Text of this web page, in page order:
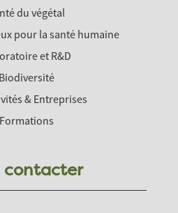
du végétal
pour la santé humaine
et R&D
Biodiversité
& Entreprises
Formations
contacter